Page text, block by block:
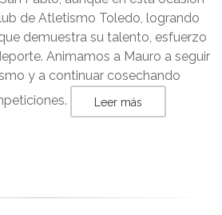
de Atletismo Toledo, logrando
demuestra su talento, esfuerzo
Animamos a Mauro a seguir
y a continuar cosechando
Leer más